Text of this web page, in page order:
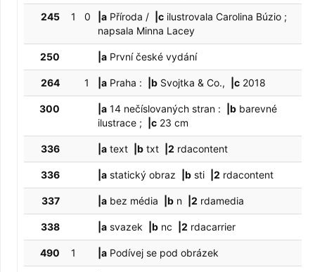
245 1 0 |a Příroda / |c ilustrovala Carolina Búzio ;
napsala Minna Lacey
250 |a První české vydání
264 1 |a Praha : |b Svojtka & Co., |c 2018
300 |a 14 nečíslovaných stran : |b barevné
ilustrace ;
|c 23 cm
336 |a text |b txt |2 rdacontent
336 |a statický obraz |b sti |2 rdacontent
337 |a bez média |b n |2 rdamedia
338 |a svazek |b nc |2 rdacarrier
490 1 |a Podívej se pod obrázek